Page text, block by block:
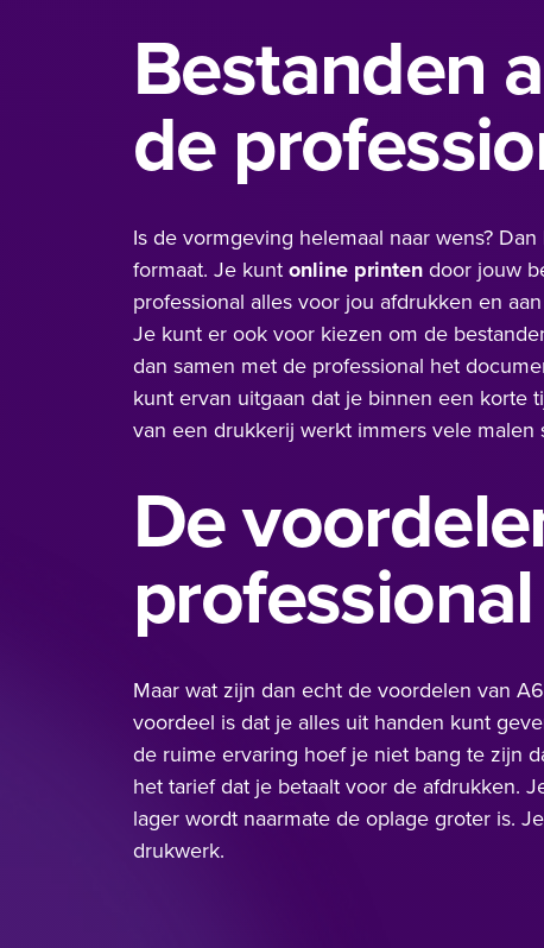
Bestanden
de
Is de vormgeving helemaal naar wens?
formaat. Je kunt online printen door jouw
professional alles voor jou afdrukken en
Je kunt er ook voor kiezen om de
dan samen met de professional het
kunt ervan uitgaan dat je binnen een korte
van een drukkerij werkt immers vele
De
professional
Maar wat zijn dan echt de voordelen van
voordeel is dat je alles uit handen kunt
de ruime ervaring hoef je niet bang te zijn
het tarief dat je betaalt voor de afdrukken.
lager wordt naarmate de oplage groter is.
drukwerk.